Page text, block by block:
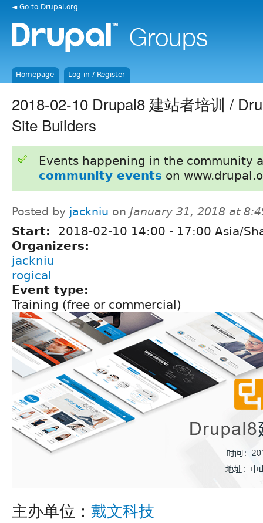
◄ Go to Drupal.org
Homepage Log in / Register
2018-02-10 Drupal8 建站者培训 /
Site Builders
Events happening in the community
community events on
Posted by jackniu on January 31, 2018 at
Start: 2018-02-10 14:00 - 17:00 Asia/
Organizers:
jackniu
rogical
Event type:
Training (free or commercial)
主办单位： 戴文科技